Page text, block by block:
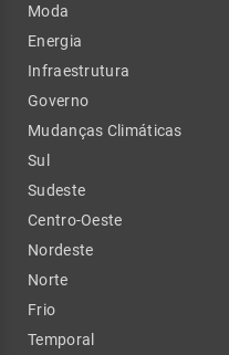
Moda
Energia
Infraestrutura
Governo
Mudanças Climáticas
Sul
Sudeste
Centro-Oeste
Nordeste
Norte
Frio
Temporal